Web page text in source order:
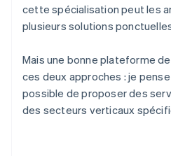
cette spécialisation peut les
plusieurs solutions
Mais une bonne plateforme
ces deux approches : je
possible de proposer des
des secteurs verticaux